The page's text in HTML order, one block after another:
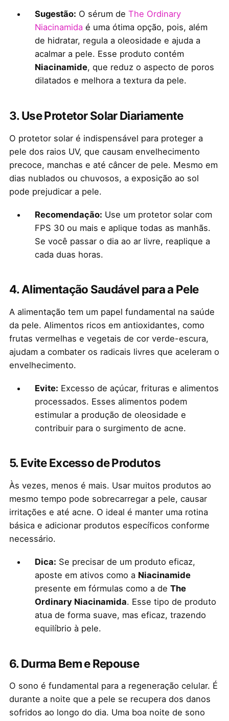
Sugestão: O sérum de The Ordinary
Niacinamida é uma ótima opção, pois, além
de hidratar, regula a oleosidade e ajuda a
acalmar a pele. Esse produto contém
Niacinamide, que reduz o aspecto de poros
dilatados e melhora a textura da pele.
3.Use Protetor Solar Diariamente
O protetor solar é indispensável para proteger a
pele dos raios UV, que causam envelhecimento
precoce, manchas e até câncer de pele. Mesmo em
dias nublados ou chuvosos, a exposição ao sol
pode prejudicar a pele.
Recomendação: Use um protetor solar com
FPS 30 ou mais e aplique todas as manhãs.
Se você passar o dia ao ar livre, reaplique a
cada duas horas.
4.Alimentação Saudável para a Pele
A alimentação tem um papel fundamental na saúde
da pele. Alimentos ricos em antioxidantes, como
frutas vermelhas e vegetais de cor verde-escura,
ajudam a combater os radicais livres que aceleram o
envelhecimento.
Evite: Excesso de açúcar, frituras e alimentos
processados. Esses alimentos podem
estimular a produção de oleosidade e
contribuir para o surgimento de acne.
5.Evite Excesso de Produtos
Às vezes, menos é mais. Usar muitos produtos ao
mesmo tempo pode sobrecarregar a pele, causar
irritações e até acne. O ideal é manter uma rotina
básica e adicionar produtos específicos conforme
necessário.
Dica: Se precisar de um produto eficaz,
aposte em ativos como a Niacinamide
presente em fórmulas como a de The
Ordinary Niacinamida. Esse tipo de produto
atua de forma suave, mas eficaz, trazendo
equilíbrio à pele.
6.Durma Bem e Repouse
O sono é fundamental para a regeneração celular. É
durante a noite que a pele se recupera dos danos
sofridos ao longo do dia. Uma boa noite de sono